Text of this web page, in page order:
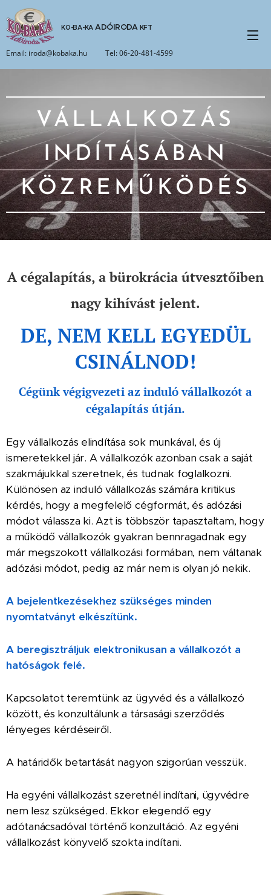
KO-BA-KA ADÓIRODA KFT
Email: iroda@kobaka.hu Tel: 06-20-481-4599
VÁLLALKOZÁS
INDÍTÁSÁBAN
KÖZREMŰKÖDÉS
A cégalapítás, a bürokrácia útvesztőiben
nagy kihívást jelent.
DE, NEM KELL EGYEDÜL
CSINÁLNOD!
Cégünk végigvezeti az induló vállalkozót a
cégalapítás útján.
Egy vállalkozás elindítása sok munkával, és új
ismeretekkel jár. A vállalkozók azonban csak a saját
szakmájukkal szeretnek, és tudnak foglalkozni.
Különösen az induló vállalkozás számára kritikus
kérdés, hogy a megfelelő cégformát, és adózási
módot válassza ki. Azt is többször tapasztaltam, hogy
a működő vállalkozók gyakran bennragadnak egy
már megszokott vállalkozási formában, nem váltanak
adózási módot, pedig az már nem is olyan jó nekik.
A bejelentkezésekhez szükséges minden
nyomtatványt elkészítünk.
A beregisztráljuk elektronikusan a vállalkozót a
hatóságok felé.
Kapcsolatot teremtünk az ügyvéd és a vállalkozó
között, és konzultálunk a társasági szerződés
lényeges kérdéseiről.
A határidők betartását nagyon szigorúan vesszük.
Ha egyéni vállalkozást szeretnél indítani, ügyvédre
nem lesz szükséged. Ekkor elegendő egy
adótanácsadóval történő konzultáció. Az egyéni
vállalkozást könyvelő szokta indítani.